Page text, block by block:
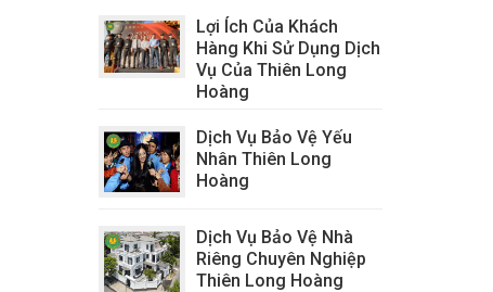
Lợi Ích Của Khách
Hàng Khi Sử Dụng Dịch
Vụ Của Thiên Long
Hoàng
Dịch Vụ Bảo Vệ Yếu
Nhân Thiên Long
Hoàng
Dịch Vụ Bảo Vệ Nhà
Riêng Chuyên Nghiệp
Thiên Long Hoàng